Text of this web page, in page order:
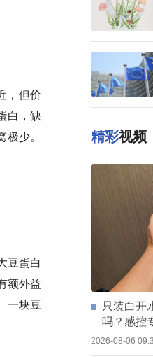
，但价
白，缺
少。
豆蛋白
额外益
一块豆
精彩视频
只装白开
吗？感控
频·热观察
2026-08-06